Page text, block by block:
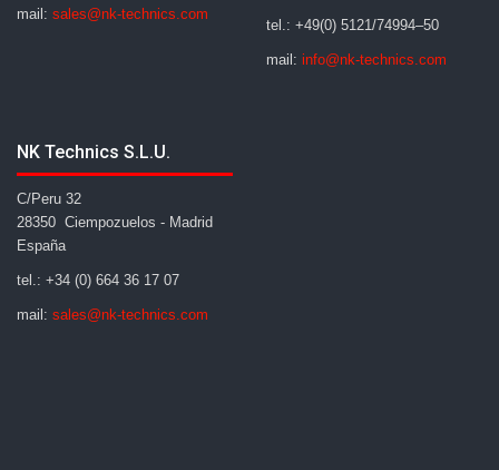
mail: sales@nk-technics.com
tel.: +49(0) 5121/74994–50
mail: info@nk-technics.com
NK Technics S.L.U.
C/Peru 32
28350 Ciempozuelos - Madrid
España
tel.: +34 (0) 664 36 17 07
mail: sales@nk-technics.com